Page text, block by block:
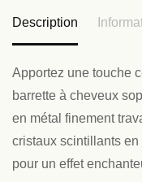
Description
Apportez une touche
barrette à cheveux
en métal finement
cristaux scintillants en
pour un effet